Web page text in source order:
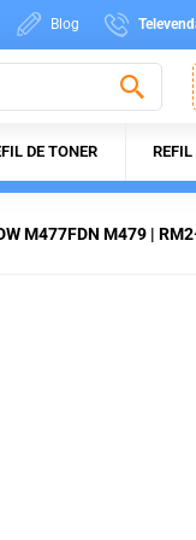
Blog
DE TONER
M477FDN M479 |